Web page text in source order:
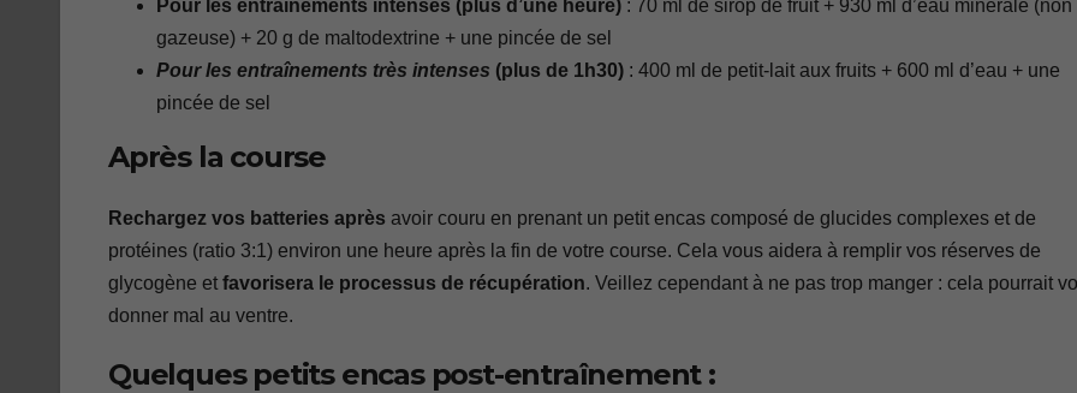
Pour les entraînements intenses (plus d’une heure) : 70 ml de sirop de fruit + 930 ml d’eau minérale (non
gazeuse) + 20 g de maltodextrine + une pincée de sel
Pour les entraînements très intenses (plus de 1h30) : 400 ml de petit-lait aux fruits + 600 ml d’eau + une
pincée de sel
Après la course
Rechargez vos batteries après avoir couru en prenant un petit encas composé de glucides complexes et de
protéines (ratio 3:1) environ une heure après la fin de votre course. Cela vous aidera à remplir vos réserves de
glycogène et favorisera le processus de récupération. Veillez cependant à ne pas trop manger : cela pourrait
donner mal au ventre.
Quelques petits encas post-entraînement :